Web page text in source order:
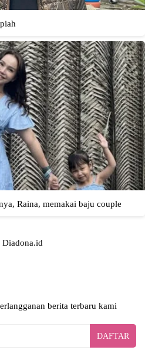
Diadona.id
berita terbaru kami
DAFTAR